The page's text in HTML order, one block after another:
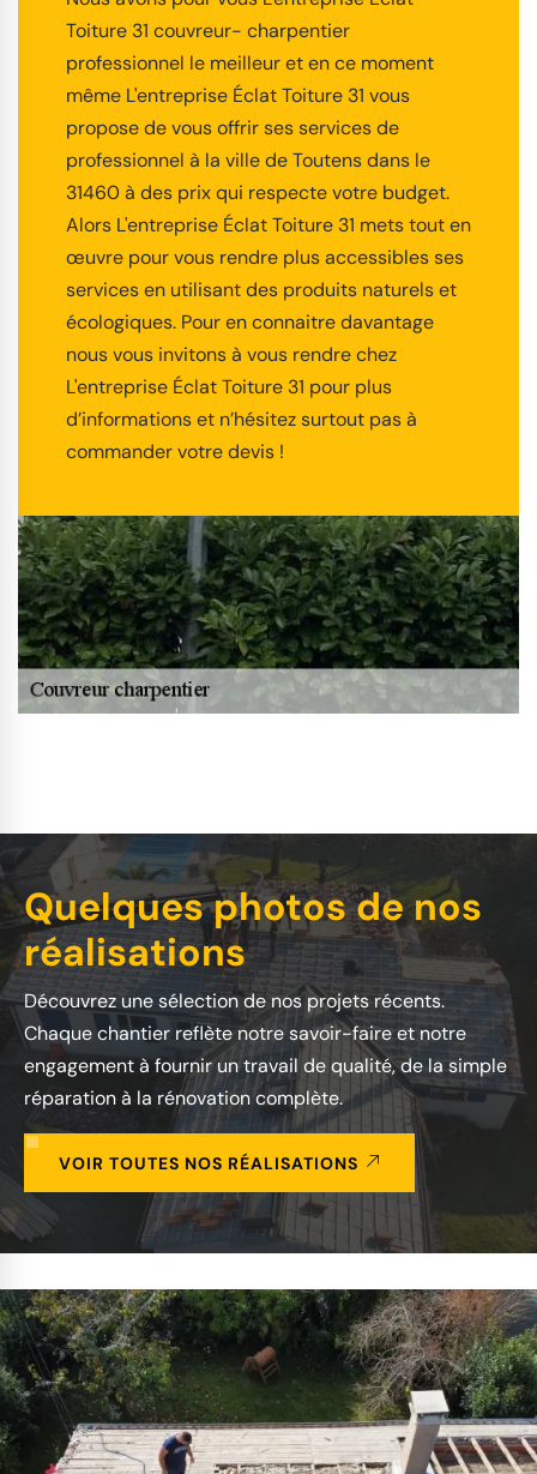
Toiture 31 couvreur- charpentier
professionnel le meilleur et en ce moment
même L'entreprise Éclat Toiture 31 vous
propose de vous offrir ses services de
professionnel à la ville de Toutens dans le
31460 à des prix qui respecte votre budget.
Alors L'entreprise Éclat Toiture 31 mets tout en
œuvre pour vous rendre plus accessibles ses
services en utilisant des produits naturels et
écologiques. Pour en connaitre davantage
nous vous invitons à vous rendre chez
L'entreprise Éclat Toiture 31 pour plus
d’informations et n’hésitez surtout pas à
commander votre devis !
Quelques photos de nos
réalisations
Découvrez une sélection de nos projets récents.
Chaque chantier reflète notre savoir-faire et notre
engagement à fournir un travail de qualité, de la simple
réparation à la rénovation complète.
VOIR TOUTES NOS RÉALISATIONS